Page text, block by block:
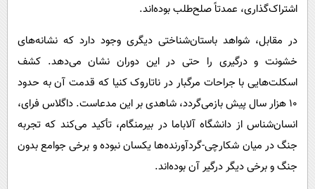
اشتراک‌گذاری، عمدتاً صلح‌طلب بوده‌اند.
در مقابل، شواهد باستان‌شناختی دیگری وجود دارد که نشانه‌های
خشونت و درگیری را حتی در این دوران نشان می‌دهد. کشف
اسکلت‌هایی با جراحات مرگبار در ناتاروک کنیا که قدمت آن به حدود
۱۰ هزار سال پیش بازمی‌گردد، شاهدی بر این مدعاست. داگلاس فرای،
انسان‌شناس از دانشگاه آلاباما در بیرمنگام، تأکید می‌کند که تجربه
جنگ در میان شکارچی-گردآورنده‌ها یکسان نبوده و برخی جوامع بدون
جنگ و برخی دیگر درگیر آن بوده‌اند.